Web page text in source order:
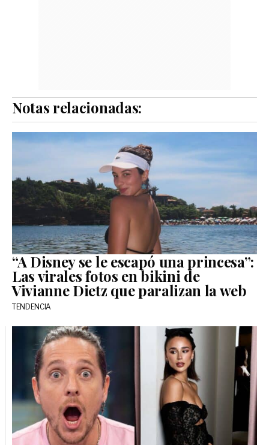
Notas relacionadas:
“A Disney se le escapó una princesa”:
Las virales fotos en bikini de
Vivianne Dietz que paralizan la web
TENDENCIA